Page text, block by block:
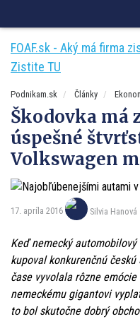
FOAF.sk - Aký má firma
Zistite TU
Podnikam.sk Články
Škodovka má
úspešné
Volkswagen
17. apríla 2016 Silvia Hanová
Keď nemecký
kupoval konkurenčnú
čase vyvolala rôzne
nemeckému gigantovi
to bol skutočne dobrý